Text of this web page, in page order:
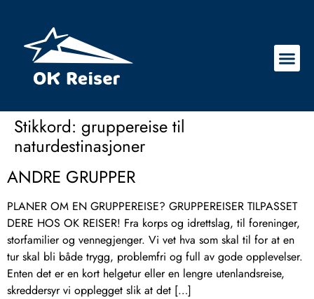
Stikkord: gruppereise til
naturdestinasjoner
ANDRE GRUPPER
PLANER OM EN GRUPPEREISE? GRUPPEREISER TILPASSET
DERE HOS OK REISER! Fra korps og idrettslag, til foreninger,
storfamilier og vennegjenger. Vi vet hva som skal til for at en
tur skal bli både trygg, problemfri og full av gode opplevelser.
Enten det er en kort helgetur eller en lengre utenlandsreise,
skreddersyr vi opplegget slik at det […]